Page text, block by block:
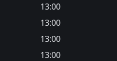
13:00
13:00
13:00
13:00